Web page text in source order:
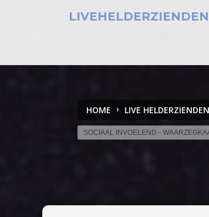
LIVEHELDERZIENDEN
HOME LIVE
SOCIAAL INVOELEND -